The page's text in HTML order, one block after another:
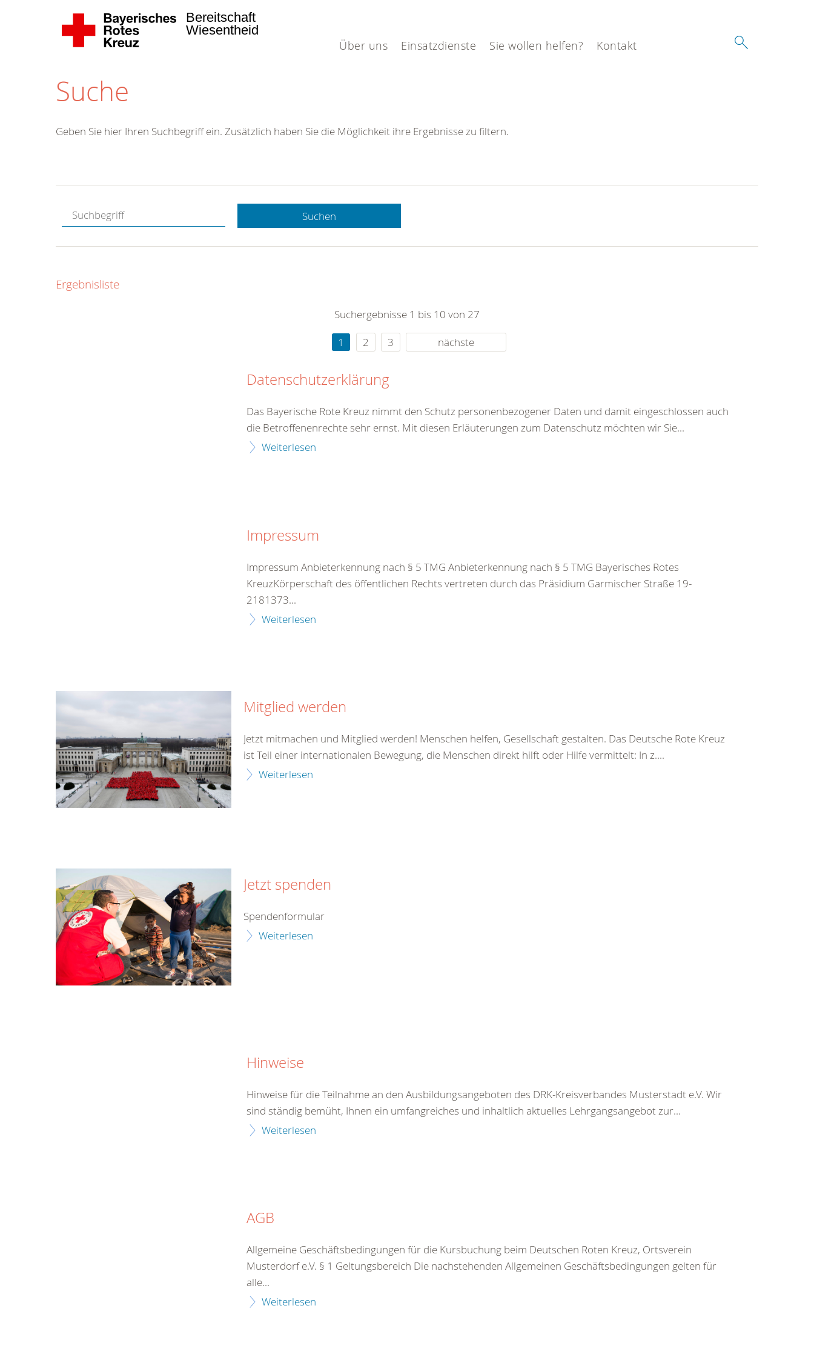
Über uns Einsatzdienste Sie wollen helfen? Kontakt
Bereitschaft
Wiesentheid
Suche
Hotline.
gerne.
Geben Sie hier Ihren Suchbegriff ein. Zusätzlich haben Sie die Möglichkeit ihre Ergebnisse zu filtern.
Suchen
Ergebnisliste
Suchergebnisse 1 bis 10 von 27
1
2 3 nächste
Datenschutzerklärung
Das Bayerische Rote Kreuz nimmt den Schutz personenbezogener Daten und damit eingeschlossen auch
die Betroffenenrechte sehr ernst. Mit diesen Erläuterungen zum Datenschutz möchten wir Sie...
Weiterlesen
Impressum
Impressum Anbieterkennung nach § 5 TMG Anbieterkennung nach § 5 TMG Bayerisches Rotes
KreuzKörperschaft des öffentlichen Rechts vertreten durch das Präsidium Garmischer Straße 19-
2181373...
Weiterlesen
Mitglied werden
Jetzt mitmachen und Mitglied werden! Menschen helfen, Gesellschaft gestalten. Das Deutsche Rote Kreuz
ist Teil einer internationalen Bewegung, die Menschen direkt hilft oder Hilfe vermittelt: In z....
Weiterlesen
Jetzt spenden
Spendenformular
Weiterlesen
Hinweise
Hinweise für die Teilnahme an den Ausbildungsangeboten des DRK-Kreisverbandes Musterstadt e.V. Wir
sind ständig bemüht, Ihnen ein umfangreiches und inhaltlich aktuelles Lehrgangsangebot zur...
Weiterlesen
AGB
Allgemeine Geschäftsbedingungen für die Kursbuchung beim Deutschen Roten Kreuz, Ortsverein
Musterdorf e.V. § 1 Geltungsbereich Die nachstehenden Allgemeinen Geschäftsbedingungen gelten für
alle...
Weiterlesen